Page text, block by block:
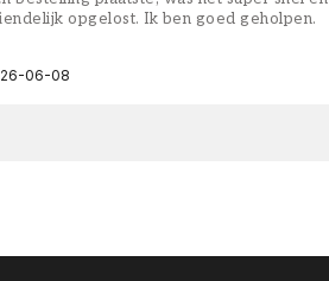
opgelost. Ik ben goed geholpen.
06-08